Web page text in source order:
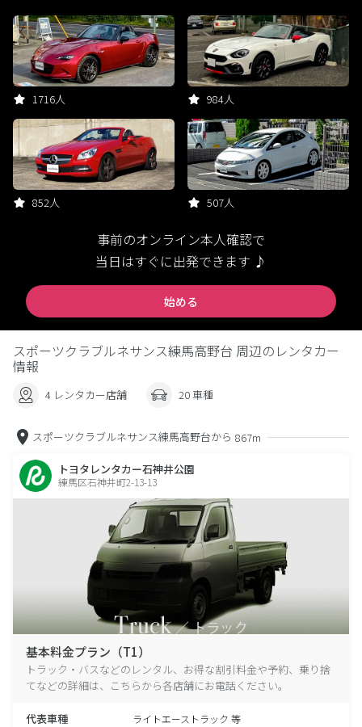
1716人 984人
852人 507人
事前のオンライン本人確認で
当日はすぐに出発できます ♪
始める
スポーツクラブルネサンス練馬高野台 周辺のレンタカー
情報
4 レンタカー店舗 20 車種
スポーツクラブルネサンス練馬高野台から 867m
トヨタレンタカー石神井公園
練馬区石神井町2-13-13
基本料金プラン（T1）
トラック・バスなどのレンタル、お得な割引料金や予約、乗り捨
てなどの詳細は、こちらから各店舗にお電話ください。
代表車種 ライトエーストラック 等